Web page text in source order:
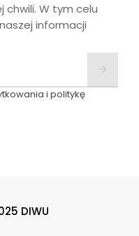
chwili. W tym celu
informacji
i politykę
DIWU